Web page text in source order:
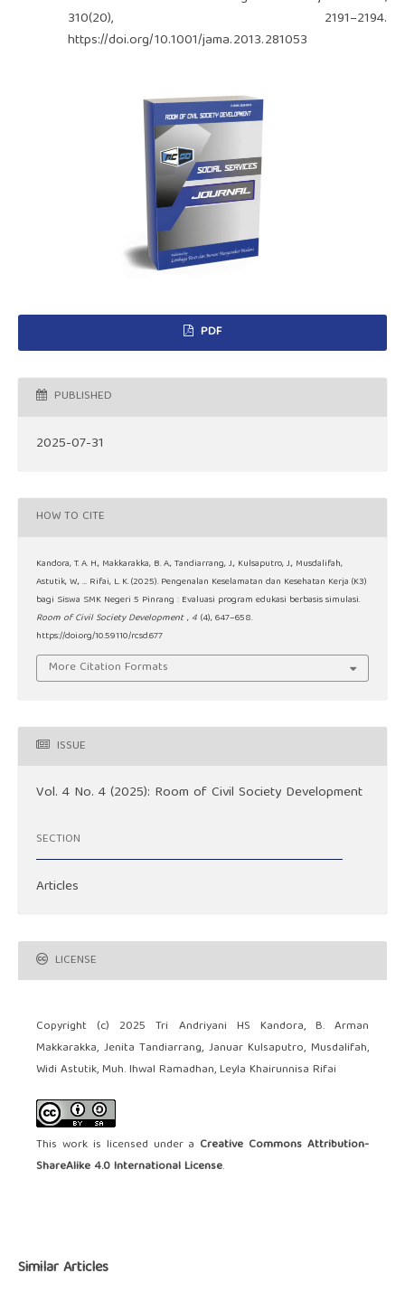
310(20), 2191–2194.
https://doi.org/10.1001/jama.2013.281053
PDF
PUBLISHED
2025-07-31
HOW TO CITE
Kandora, T. A. H., Makkarakka, B. A., Tandiarrang, J., Kulsaputro, J., Musdalifah,
Astutik, W., … Rifai, L. K. (2025). Pengenalan Keselamatan dan Kesehatan Kerja (K3)
bagi Siswa SMK Negeri 5 Pinrang : Evaluasi program edukasi berbasis simulasi.
Room of Civil Society Development , 4 (4), 647–658.
https://doi.org/10.59110/rcsd.677
More Citation Formats
ISSUE
Vol. 4 No. 4 (2025): Room of Civil Society Development
SECTION
Articles
LICENSE
Copyright (c) 2025 Tri Andriyani HS Kandora, B. Arman
Makkarakka, Jenita Tandiarrang, Januar Kulsaputro, Musdalifah,
Widi Astutik, Muh. Ihwal Ramadhan, Leyla Khairunnisa Rifai
This work is licensed under a Creative Commons Attribution-
ShareAlike 4.0 International License.
Similar Articles